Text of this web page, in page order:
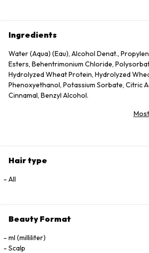
Ingredients
Water (Aqua) (Eau), Alcohol Denat.,
Esters, Behentrimonium Chloride,
Hydrolyzed Wheat Protein, Hydrolyzed
Phenoxyethanol, Potassium Sorbate, Citric
Cinnamal, Benzyl Alcohol.
Hair type
All
Beauty Format
ml (milliliter)
Scalp